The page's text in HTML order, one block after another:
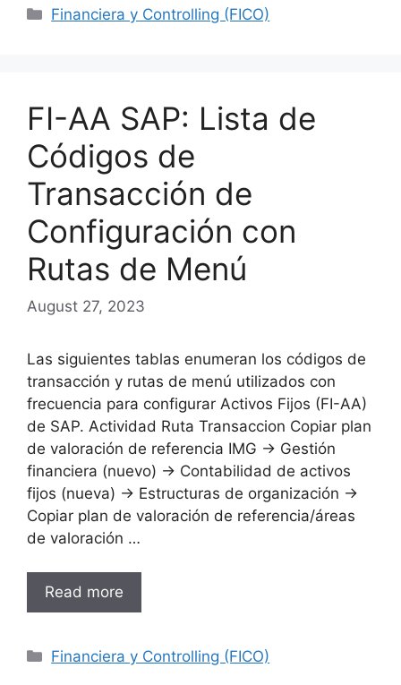
Categories
Financiera y Controlling (FICO)
FI-AA SAP: Lista de
Códigos de
Transacción de
Configuración con
Rutas de Menú
August 27, 2023
Las siguientes tablas enumeran los códigos de
transacción y rutas de menú utilizados con
frecuencia para configurar Activos Fijos (FI-AA)
de SAP. Actividad Ruta Transaccion Copiar plan
de valoración de referencia IMG → Gestión
financiera (nuevo) → Contabilidad de activos
fijos (nueva) → Estructuras de organización →
Copiar plan de valoración de referencia/áreas
de valoración …
Read more
Categories
Financiera y Controlling (FICO)